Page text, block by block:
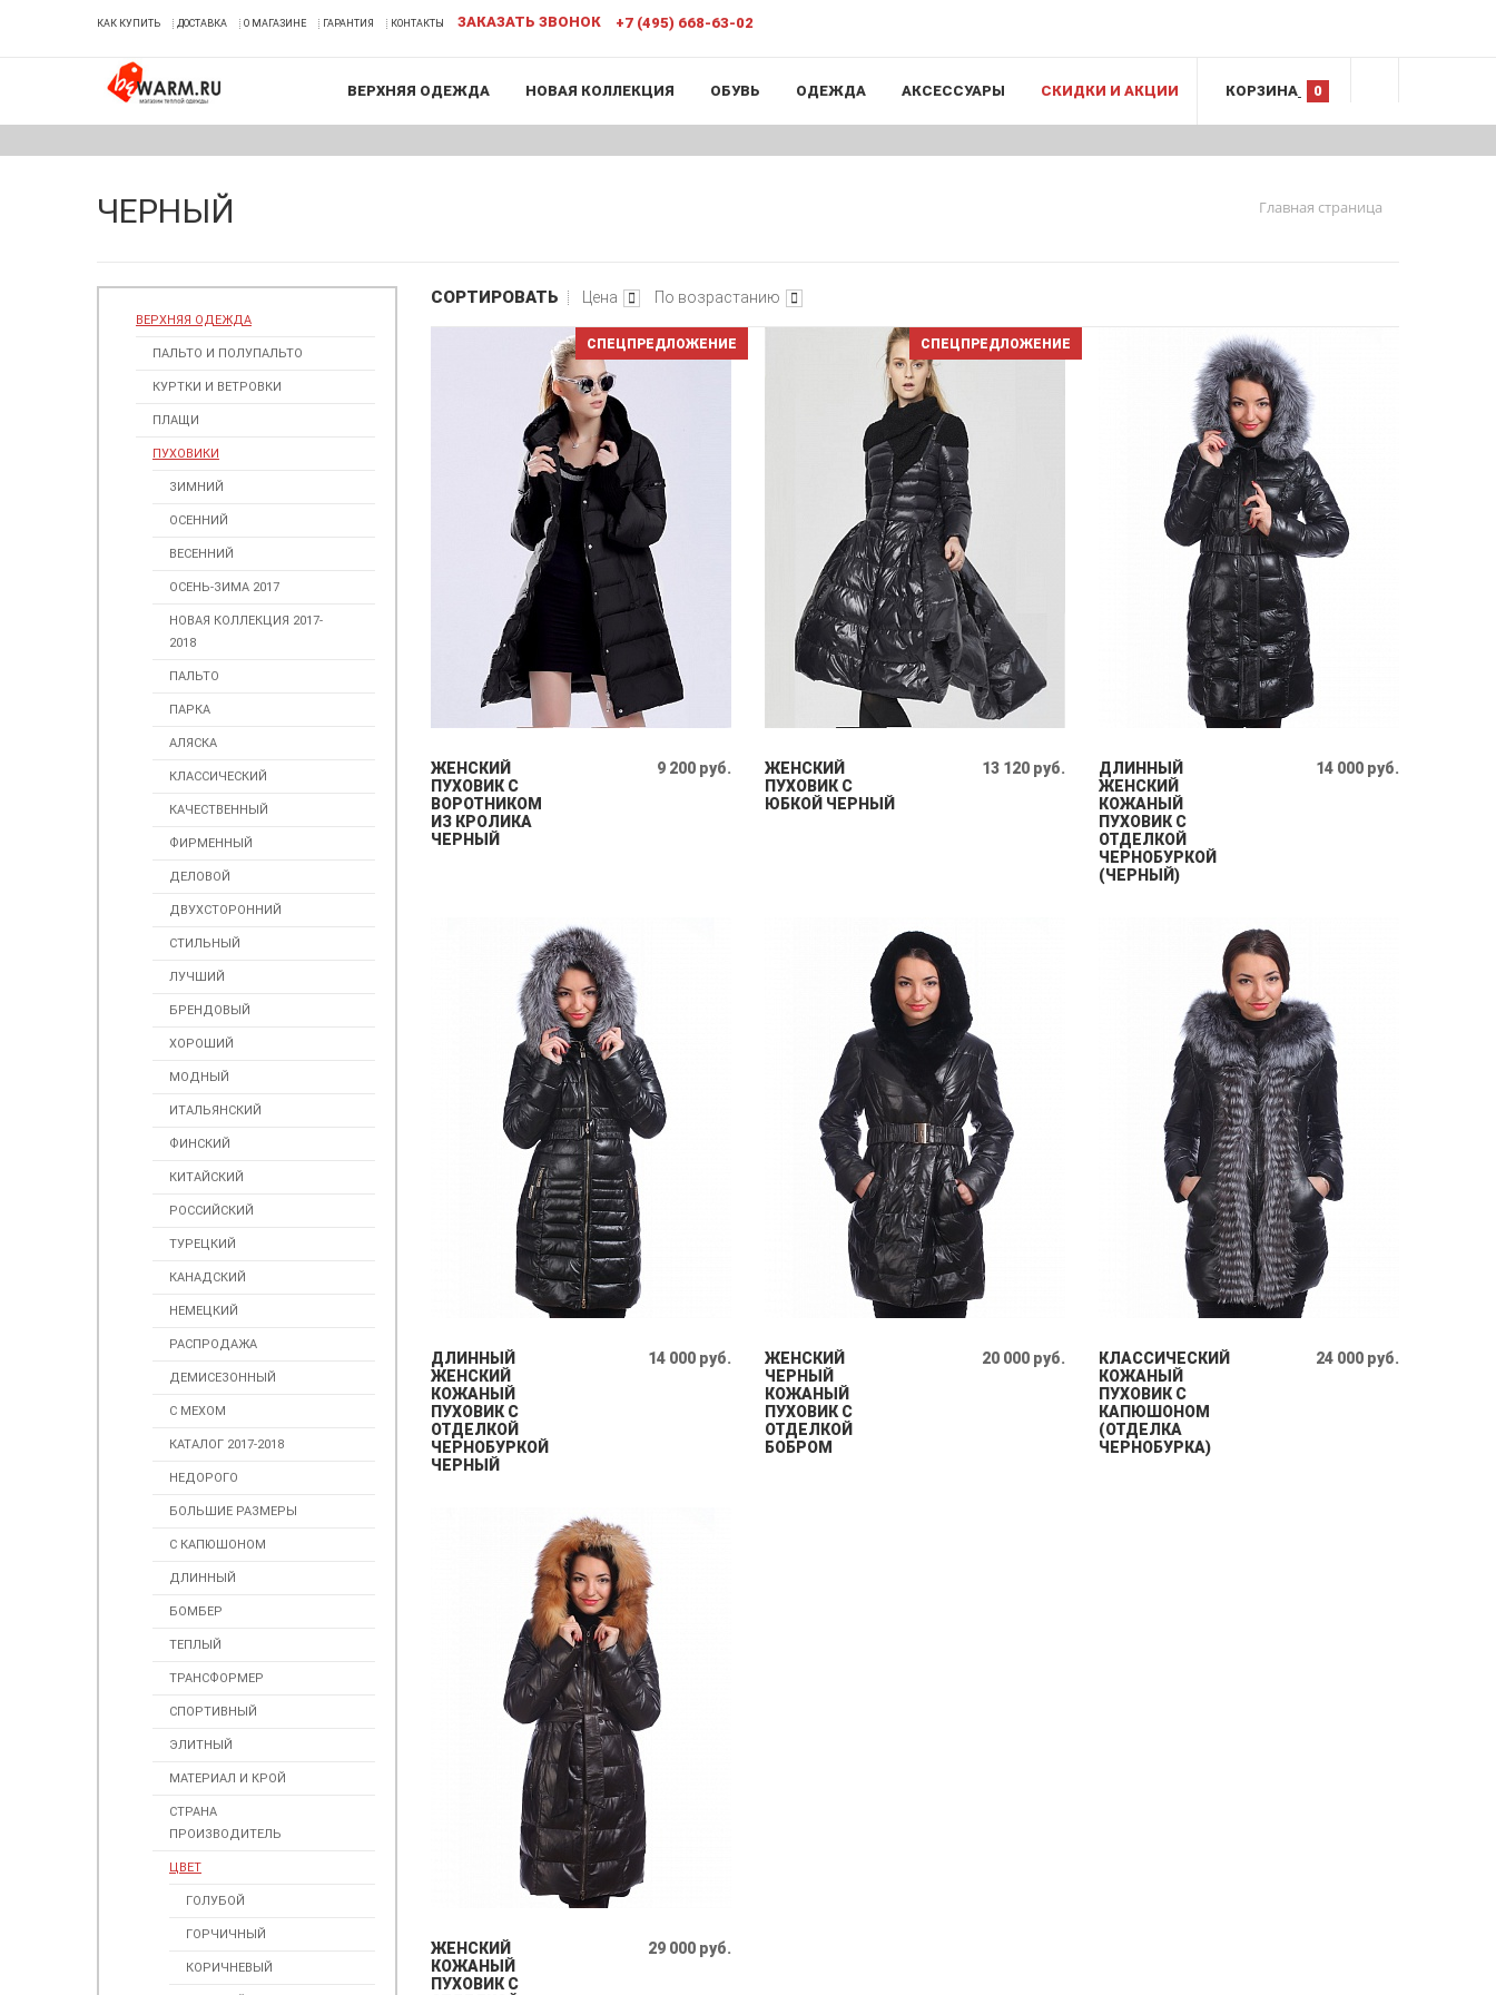
КАК КУПИТЬ ДОСТАВКА О МАГАЗИНЕ ГАРАНТИЯ КОНТАКТЫ ЗАКАЗАТЬ ЗВОНОК +7 (495) 668-63-02
КОРЗИНА 0
ВЕРХНЯЯ ОДЕЖДА НОВАЯ КОЛЛЕКЦИЯ ОБУВЬ ОДЕЖДА АКСЕССУАРЫ СКИДКИ И АКЦИИ
ЧЕРНЫЙ Главная страница
ВЕРХНЯЯ ОДЕЖДА
ПАЛЬТО И ПОЛУПАЛЬТО
КУРТКИ И ВЕТРОВКИ
ПЛАЩИ
ПУХОВИКИ
ЗИМНИЙ
ОСЕННИЙ
ВЕСЕННИЙ
ОСЕНЬ-ЗИМА 2017
НОВАЯ КОЛЛЕКЦИЯ 2017-
2018
ПАЛЬТО
ПАРКА
АЛЯСКА
КЛАССИЧЕСКИЙ
КАЧЕСТВЕННЫЙ
ФИРМЕННЫЙ
ДЕЛОВОЙ
ДВУХСТОРОННИЙ
СТИЛЬНЫЙ
ЛУЧШИЙ
БРЕНДОВЫЙ
ХОРОШИЙ
МОДНЫЙ
ИТАЛЬЯНСКИЙ
ФИНСКИЙ
КИТАЙСКИЙ
РОССИЙСКИЙ
ТУРЕЦКИЙ
КАНАДСКИЙ
НЕМЕЦКИЙ
РАСПРОДАЖА
ДЕМИСЕЗОННЫЙ
С МЕХОМ
КАТАЛОГ 2017-2018
НЕДОРОГО
БОЛЬШИЕ РАЗМЕРЫ
С КАПЮШОНОМ
ДЛИННЫЙ
БОМБЕР
ТЕПЛЫЙ
ТРАНСФОРМЕР
СПОРТИВНЫЙ
ЭЛИТНЫЙ
МАТЕРИАЛ И КРОЙ
СТРАНА
ПРОИЗВОДИТЕЛЬ
ЦВЕТ
ГОЛУБОЙ
ГОРЧИЧНЫЙ
КОРИЧНЕВЫЙ
СОРТИРОВАТЬ Цена По возрастанию
СПЕЦПРЕДЛОЖЕНИЕ
ЖЕНСКИЙ
ПУХОВИК С
ВОРОТНИКОМ
ИЗ КРОЛИКА
ЧЕРНЫЙ
9 200 руб.
СПЕЦПРЕДЛОЖЕНИЕ
ЖЕНСКИЙ
ПУХОВИК С
ЮБКОЙ ЧЕРНЫЙ
13 120 руб.
ДЛИННЫЙ
ЖЕНСКИЙ
КОЖАНЫЙ
ПУХОВИК С
ОТДЕЛКОЙ
ЧЕРНОБУРКОЙ
(ЧЕРНЫЙ)
14 000 руб.
ДЛИННЫЙ
ЖЕНСКИЙ
КОЖАНЫЙ
ПУХОВИК С
ОТДЕЛКОЙ
ЧЕРНОБУРКОЙ
ЧЕРНЫЙ
14 000 руб.
ЖЕНСКИЙ
ЧЕРНЫЙ
КОЖАНЫЙ
ПУХОВИК С
ОТДЕЛКОЙ
БОБРОМ
20 000 руб.
КЛАССИЧЕСКИЙ
КОЖАНЫЙ
ПУХОВИК С
КАПЮШОНОМ
(ОТДЕЛКА
ЧЕРНОБУРКА)
24 000 руб.
ЖЕНСКИЙ
КОЖАНЫЙ
ПУХОВИК С
29 000 руб.